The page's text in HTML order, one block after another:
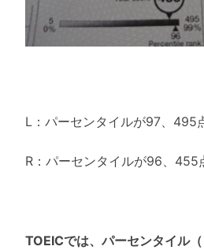
L：パーセンタイルが97、495
R：パーセンタイルが96、455
TOEICでは、パーセンタイル